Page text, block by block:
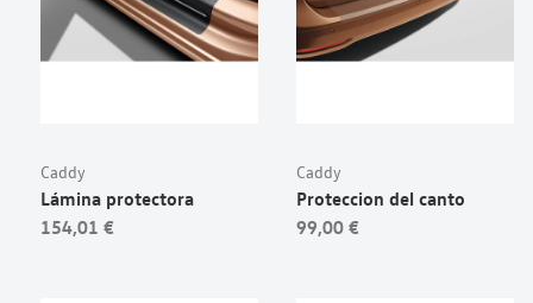
Caddy
Lámina protectora
154,01 €
Caddy
Proteccion del canto
99,00 €